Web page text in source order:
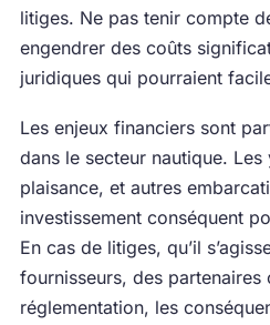
litiges. Ne pas tenir compte
engendrer des coûts
juridiques qui pourraient
Les enjeux financiers sont
dans le secteur nautique.
plaisance, et autres
investissement conséquent
En cas de litiges, qu’il
fournisseurs, des partenaires
réglementation, les